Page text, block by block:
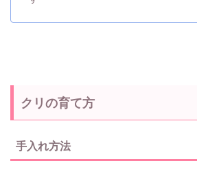
クリの育て方
手入れ方法